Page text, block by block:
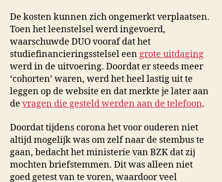
De kosten kunnen zich ongemerkt verplaatsen.
Toen het leenstelsel werd ingevoerd,
waarschuwde DUO vooraf dat het
studiefinancieringsstelsel eengrote uitdaging
werd in de uitvoering. Doordat er steeds meer
‘cohorten’ waren, werd het heel lastig uit te
leggen op de website en dat merkte je later aan
de vragen die gesteld werden aan de telefoon.
Doordat tijdens corona het voor ouderen niet
altijd mogelijk was om zelf naar de stembus te
gaan, bedacht het ministerie van BZK dat zij
mochten briefstemmen. Dit was alleen niet
goed getest van te voren, waardoor veel